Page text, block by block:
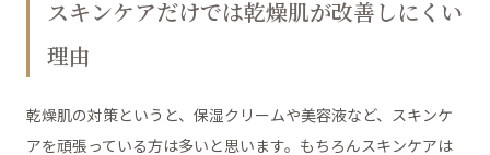
スキンケアだけでは乾燥肌が改善しにくい
理由
乾燥肌の対策というと、保湿クリームや美容液など、スキンケ
アを頑張っている方は多いと思います。もちろんスキンケアは